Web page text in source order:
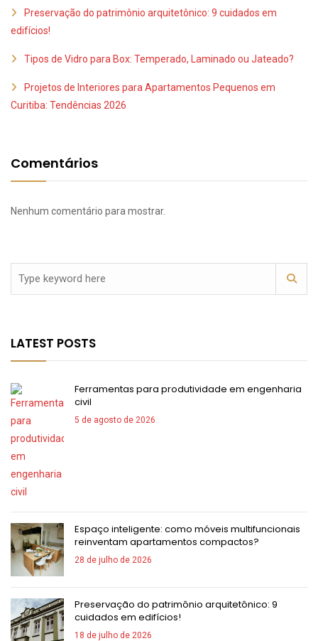
Preservação do patrimônio arquitetônico: 9 cuidados em
edifícios!
Tipos de Vidro para Box: Temperado, Laminado ou Jateado?
Projetos de Interiores para Apartamentos Pequenos em
Curitiba: Tendências 2026
Comentários
Nenhum comentário para mostrar.
LATEST POSTS
Ferramentas para produtividade em engenharia
civil
5 de agosto de 2026
Espaço inteligente: como móveis multifuncionais
reinventam apartamentos compactos?
28 de julho de 2026
Preservação do patrimônio arquitetônico: 9
cuidados em edifícios!
18 de julho de 2026